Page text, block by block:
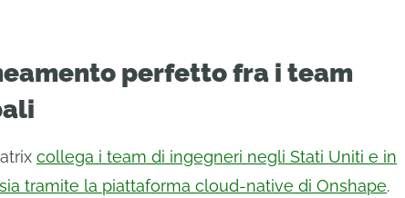
perfetto fra i team
collega i team di ingegneri negli Stati Uniti e in
tramite la piattaforma cloud-native di Onshape.